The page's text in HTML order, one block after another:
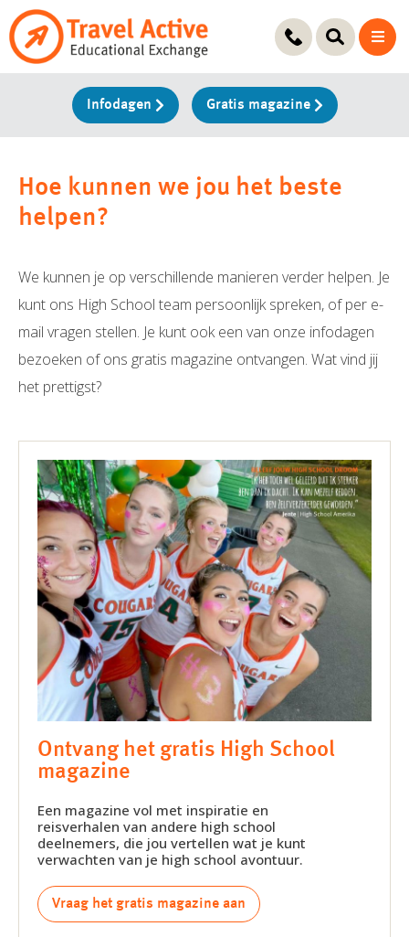
Ga
naar
Infodagen Gratis magazine
Hoe kunnen we jou het beste
helpen?
We kunnen je op verschillende manieren verder helpen. Je
kunt ons High School team persoonlijk spreken, of per e-
mail vragen stellen. Je kunt ook een van onze infodagen
bezoeken of ons gratis magazine ontvangen. Wat vind jij
het prettigst?
Ontvang het gratis High School
magazine
Een magazine vol met inspiratie en
reisverhalen van andere high school
deelnemers, die jou vertellen wat je kunt
verwachten van je high school avontuur.
Vraag het gratis magazine aan